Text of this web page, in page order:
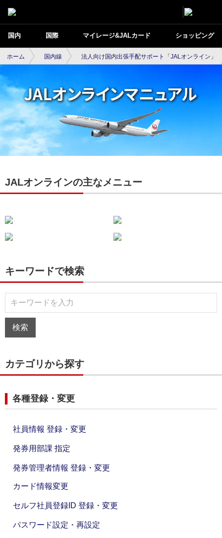
国内 国際 マイレージ&JALカード ショッピング
ホーム 国内線 法人向け国内出張手配サポート「JALオンライン」
JALオンラインの主なメニュー
キーワードで検索
カテゴリから探す
各種登録・変更
社員情報 登録・変更
発券用部課 指定
発券管理者情報 登録・変更
カード情報変更
セルフ社員登録ID 登録・変更
パスワード設定・再設定